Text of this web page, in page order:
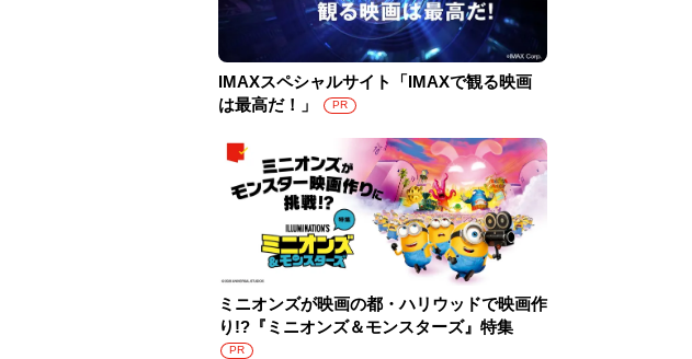
IMAXスペシャルサイト「IMAXで観る映画
は最高だ！」
PR
ミニオンズが映画の都・ハリウッドで映画作
り!?『ミニオンズ＆モンスターズ』特集
PR